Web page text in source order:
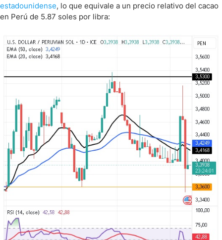
estadounidense, lo que equivale a un precio relativo del cacao
en Perú de 5.87 soles por libra: